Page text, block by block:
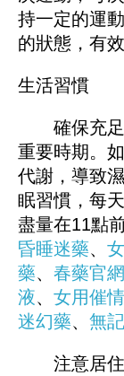
持一定的運
的狀態，有
生活習慣
確保充足
重要時期。
代謝，導致
眠習慣，每
盡量在11點
昏睡迷藥、
藥、 春藥官網
液、 女用催
迷幻藥、 無
注意居住